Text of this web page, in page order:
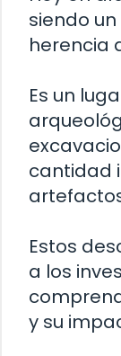
siendo
herencia
Es un
cantidad
Estos
a los
y su